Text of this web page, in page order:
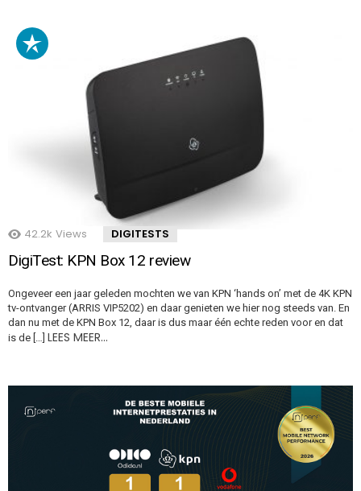
42.2k Views DIGITESTS
DigiTest: KPN Box 12 review
Ongeveer een jaar geleden mochten we van KPN ‘hands on’ met de 4K KPN
tv-ontvanger (ARRIS VIP5202) en daar genieten we hier nog steeds van. En
dan nu met de KPN Box 12, daar is dus maar één echte reden voor en dat
is de […] LEES MEER…